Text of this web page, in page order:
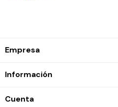
Empresa
Información
Cuenta